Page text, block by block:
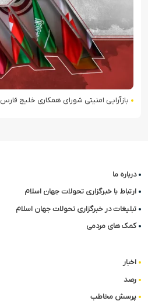
بازآرایی امنیتی شورای همکاری خلیج فارس
درباره ما
ارتباط با خبرگزاری تحولات جهان اسلام
تبلیغات در خبرگزاری تحولات جهان اسلام
کمک های مردمی
اخبار
رصد
پرسش مخاطب